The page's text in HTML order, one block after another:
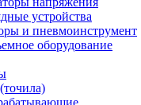
устройства
и пневмоинструмент
оборудование